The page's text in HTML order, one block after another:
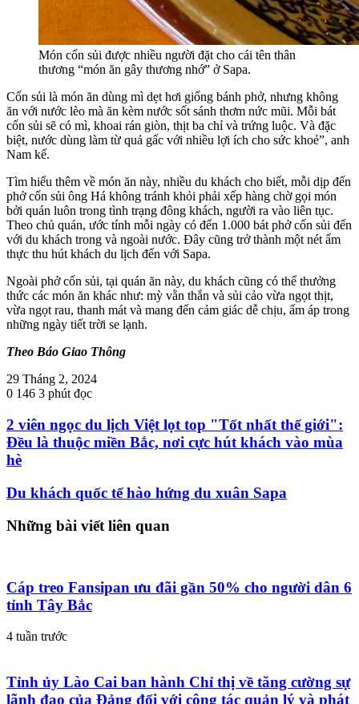
Món cốn sủi được nhiều người đặt cho cái tên thân
thương “món ăn gây thương nhớ” ở Sapa.
Cốn sủi là món ăn dùng mì dẹt hơi giống bánh phở, nhưng không
ăn với nước lèo mà ăn kèm nước sốt sánh thơm nức mũi. Mỗi bát
cốn sủi sẽ có mì, khoai rán giòn, thịt ba chỉ và trứng luộc. Và đặc
biệt, nước dùng làm từ quả gấc với nhiều lợi ích cho sức khoẻ”, anh
Nam kể.
Tìm hiểu thêm về món ăn này, nhiều du khách cho biết, mỗi dịp đến
phở cốn sủi ông Há không tránh khỏi phải xếp hàng chờ gọi món
bởi quán luôn trong tình trạng đông khách, người ra vào liên tục.
Theo chủ quán, ước tính mỗi ngày có đến 1.000 bát phở cốn sủi đến
với du khách trong và ngoài nước. Đây cũng trở thành một nét ẩm
thực thu hút khách du lịch đến với Sapa.
Ngoài phở cốn sủi, tại quán ăn này, du khách cũng có thể thưởng
thức các món ăn khác như: mỳ vằn thắn và sủi cảo vừa ngọt thịt,
vừa ngọt rau, thanh mát và mang đến cảm giác dễ chịu, ấm áp trong
những ngày tiết trời se lạnh.
Theo Báo Giao Thông
29 Tháng 2, 2024
0 146 3 phút đọc
2 viên ngọc du lịch Việt lọt top "Tốt nhất thế giới":
Đều là thuộc miền Bắc, nơi cực hút khách vào mùa
hè
Du khách quốc tế hào hứng du xuân Sapa
Những bài viết liên quan
Cáp treo Fansipan ưu đãi gần 50% cho người dân 6
tỉnh Tây Bắc
4 tuần trước
Tỉnh ủy Lào Cai ban hành Chỉ thị về tăng cường sự
lãnh đạo của Đảng đối với công tác quản lý và phát